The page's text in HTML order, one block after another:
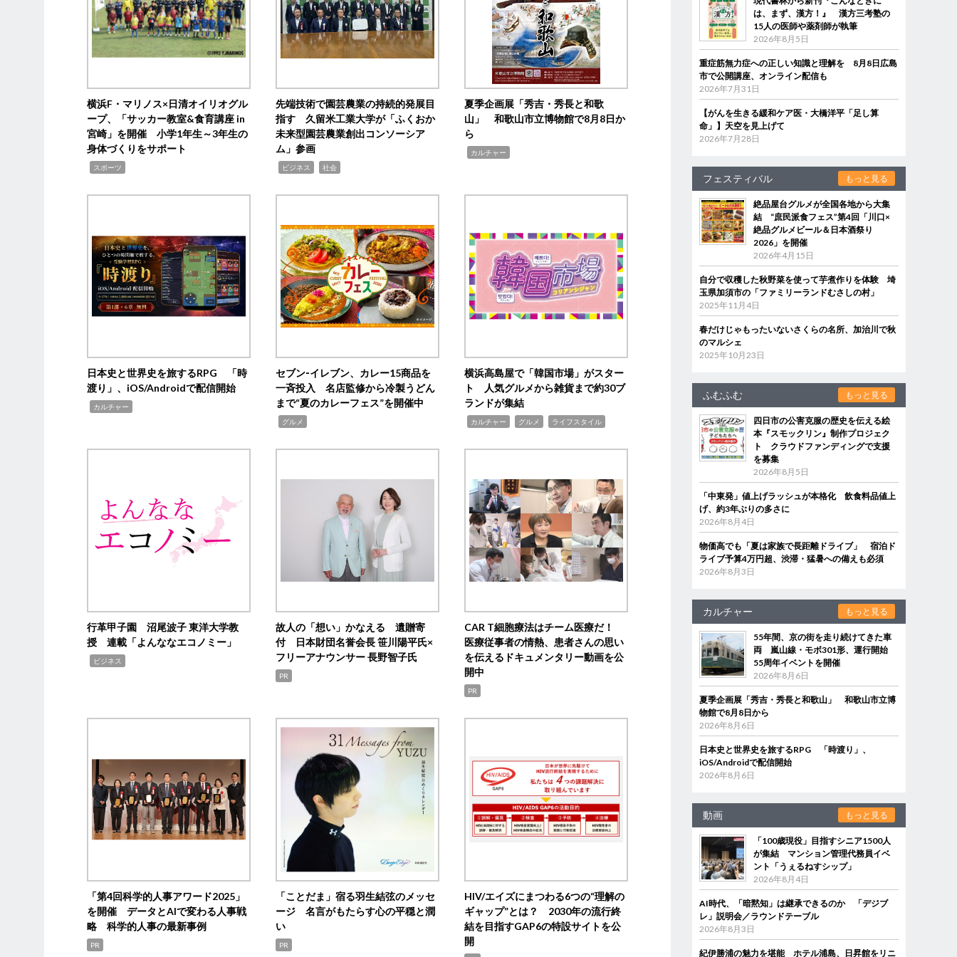
横浜F・マリノス×日清オイリオグル
ープ、「サッカー教室&食育講座 in
宮崎」を開催 小学1年生～3年生の
身体づくりをサポート
スポーツ
先端技術で園芸農業の持続的発展目
指す 久留米工業大学が「ふくおか
未来型園芸農業創出コンソーシア
ム」参画
ビジネス 社会
夏季企画展「秀吉・秀長と和歌
山」 和歌山市立博物館で8月8日か
ら
カルチャー
日本史と世界史を旅するRPG 「時
渡り」、iOS/Androidで配信開始
カルチャー
セブン‐イレブン、カレー15商品を
一斉投入 名店監修から冷製うどん
まで“夏のカレーフェス”を開催中
グルメ
横浜高島屋で「韓国市場」がスター
ト 人気グルメから雑貨まで約30ブ
ランドが集結
カルチャー グルメ ライフスタイル
行革甲子園 沼尾波子 東洋大学教
授 連載「よんななエコノミー」
ビジネス
故人の「想い」かなえる 遺贈寄
付 日本財団名誉会長 笹川陽平氏×
フリーアナウンサー 長野智子氏
PR
CAR T細胞療法はチーム医療だ！
医療従事者の情熱、患者さんの思い
を伝えるドキュメンタリー動画を公
開中
PR
「第4回科学的人事アワード2025」
を開催 データとAIで変わる人事戦
略 科学的人事の最新事例
PR
「ことだま」宿る羽生結弦のメッセ
ージ 名言がもたらす心の平穏と潤
い
PR
HIV/エイズにまつわる6つの“理解の
ギャップ”とは？ 2030年の流行終
結を目指すGAP6の特設サイトを公
開
は、まず、漢方！』 漢方三考塾の
15人の医師や薬剤師が執筆
2026年8月5日
重症筋無力症への正しい知識と理解を 8月8日広島
市で公開講座、オンライン配信も
2026年7月31日
【がんを生きる緩和ケア医・大橋洋平「足し算
命」】天空を見上げて
2026年7月28日
フェスティバル もっと見る
絶品屋台グルメが全国各地から大集
結 “庶民派食フェス”第4回「川口×
絶品グルメビール＆日本酒祭り
2026」を開催
2026年4月15日
自分で収穫した秋野菜を使って芋煮作りを体験 埼
玉県加須市の「ファミリーランドむさしの村」
2025年11月4日
春だけじゃもったいないさくらの名所、加治川で秋
のマルシェ
2025年10月23日
ふむふむ もっと見る
四日市の公害克服の歴史を伝える絵
本『スモックリン』制作プロジェク
ト クラウドファンディングで支援
を募集
2026年8月5日
「中東発」値上げラッシュが本格化 飲食料品値上
げ、約3年ぶりの多さに
2026年8月4日
物価高でも「夏は家族で長距離ドライブ」 宿泊ド
ライブ予算4万円超、渋滞・猛暑への備えも必須
2026年8月3日
カルチャー もっと見る
55年間、京の街を走り続けてきた車
両 嵐山線・モボ301形、運行開始
55周年イベントを開催
2026年8月6日
夏季企画展「秀吉・秀長と和歌山」 和歌山市立博
物館で8月8日から
2026年8月6日
日本史と世界史を旅するRPG 「時渡り」、
iOS/Androidで配信開始
2026年8月6日
動画 もっと見る
「100歳現役」目指すシニア1500人
が集結 マンション管理代務員イベ
ント「うぇるねすシップ」
2026年8月4日
AI時代、「暗黙知」は継承できるのか 「デジブ
レ」説明会／ラウンドテーブル
2026年8月3日
紀伊勝浦の魅力を堪能 ホテル浦島、日昇館をリニ